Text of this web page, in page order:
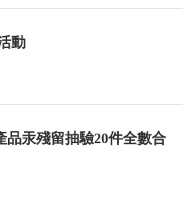
動
品汞殘留抽驗20件全數合